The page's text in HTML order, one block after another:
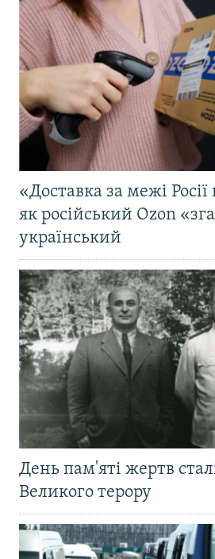
«Доставка за межі
як російський Ozon
український
День пам'яті жертв
Великого терору